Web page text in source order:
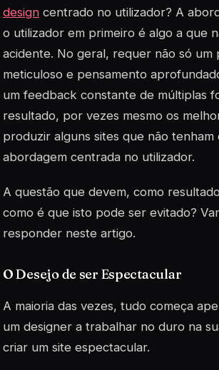
design centrado no utilizador? A
o utilizador em primeiro é algo a que
acidente. No geral, requer não só um
meticuloso e pensamento
um feedback constante de múltiplas
resultado, por vezes mesmo os
produzir alguns sites que não tenham
abordagem centrada no utilizador.
A questão que devem, como
como é que isto pode ser evitado?
responder neste artigo.
O Desejo de ser Espectacular
A maioria das vezes, tudo começa
um designer a trabalhar no duro na
criar um site espectacular.